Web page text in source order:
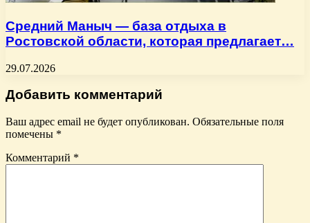
Средний Маныч — база отдыха в
Ростовской области, которая предлагает…
29.07.2026
Добавить комментарий
Ваш адрес email не будет опубликован. Обязательные поля
помечены *
Комментарий *